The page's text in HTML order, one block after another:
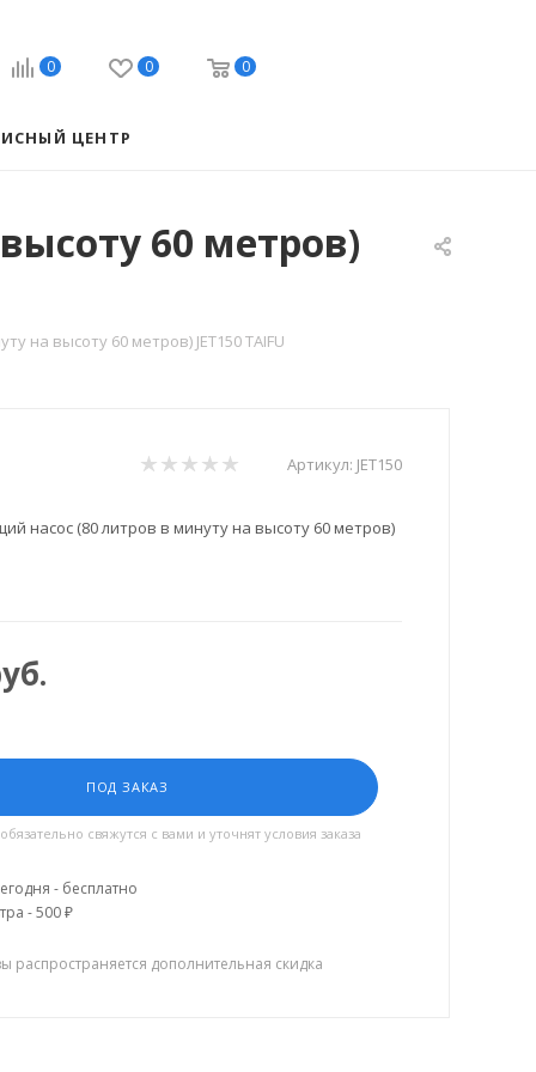
0 0 0
ЦЕНТР
60 метров)
на высоту 60 метров) JET150 TAIFU
Артикул: JET150
насос (80 литров в минуту на высоту 60 метров)
ПОД ЗАКАЗ
свяжутся с вами и уточнят условия заказа
- бесплатно
- 500 ₽
распространяется дополнительная скидка